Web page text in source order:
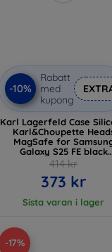
-10%
Rabatt
med
kupong
Karl Lagerfeld Case
Karl&Choupette
MagSafe for
Galaxy S25 FE black
(KLHMS25FESKCHTCK)
414 kr
373 kr
Sista varan i lager
-17%